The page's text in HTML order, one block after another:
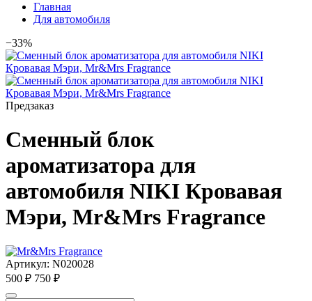
Главная
Для автомобиля
−33%
Предзаказ
Сменный блок
ароматизатора для
автомобиля NIKI Кровавая
Мэри, Mr&Mrs Fragrance
Артикул: N020028
500 ₽ 750 ₽